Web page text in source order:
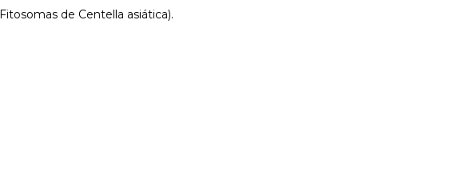
de Centella asiática).